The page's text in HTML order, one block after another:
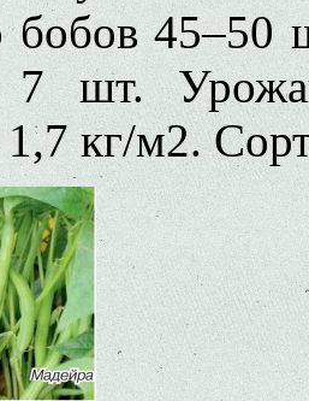
бобов 45–50
шт.
кг/м2.